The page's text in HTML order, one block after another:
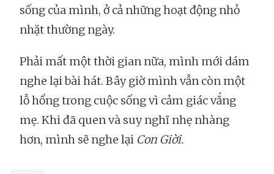
sống của mình, ở cả những hoạt động nhỏ
nhặt thường ngày.
Phải mất một thời gian nữa, mình mới dám
nghe lại bài hát. Bây giờ mình vẫn còn một
lỗ hổng trong cuộc sống vì cảm giác vắng
mẹ. Khi đã quen và suy nghĩ nhẹ nhàng
hơn, mình sẽ nghe lại Con Giời.